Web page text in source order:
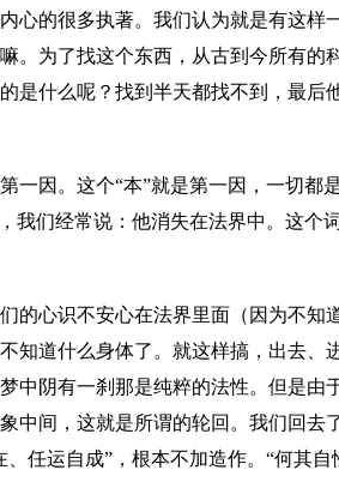
心的很多执著。我们认为就是有这样
。为了找这个东西，从古到今所有的
是什么呢？找到半天都找不到，最后
一因。这个“本”就是第一因，一切都
我们经常说：他消失在法界中。这个
的心识不安心在法界里面（因为不知
知道什么身体了。就这样搞，出去
中阴有一刹那是纯粹的法性。但是由
中间，这就是所谓的轮回。我们回去
任运自成”，根本不加造作。“何其自